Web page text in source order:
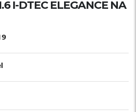
I-DTEC ELEGANCE NA